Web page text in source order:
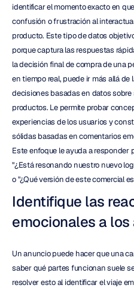
identificar el momento exacto en
confusión o frustración al
producto. Este tipo de datos
porque captura las respuestas
la decisión final de compra de una
en tiempo real, puede ir más allá
decisiones basadas en datos
productos. Le permite probar
experiencias de los usuarios y
sólidas basadas en comentarios
Este enfoque le ayuda a responder
"¿Está resonando nuestro nuevo
o "¿Qué versión de este comercial
Identifique las
emocionales a
Un anuncio puede hacer que una
saber qué partes funcionan suele
resolver esto al identificar el viaje